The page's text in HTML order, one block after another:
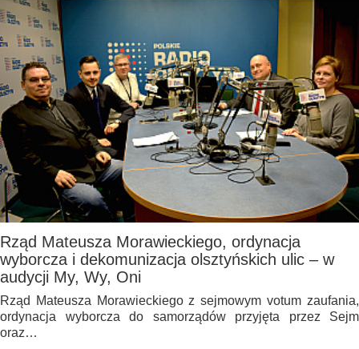
Rząd Mateusza Morawieckiego, ordynacja
wyborcza i dekomunizacja olsztyńskich ulic – w
audycji My, Wy, Oni
Rząd Mateusza Morawieckiego z sejmowym votum zaufania,
ordynacja wyborcza do samorządów przyjęta przez Sejm
oraz…